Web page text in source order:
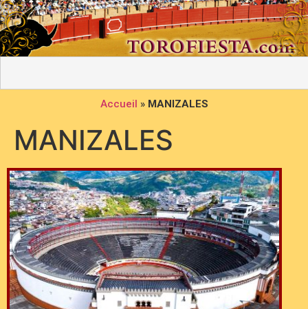
Accueil » MANIZALES
MANIZALES